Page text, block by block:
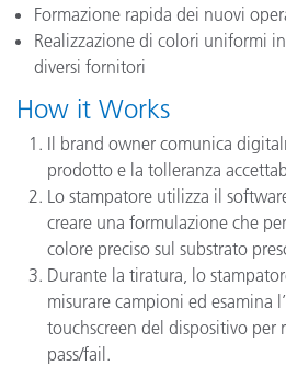
Formazione rapida dei nuovi
Realizzazione di colori uniformi
diversi fornitori
How it Works
Il brand owner comunica
prodotto e la tolleranza
Lo stampatore utilizza il
creare una formulazione che
colore preciso sul substrato
Durante la tiratura, lo
misurare campioni ed esamina
touchscreen del dispositivo per
pass/fail.